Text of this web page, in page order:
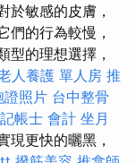
於敏感的皮膚，
們的行為較慢，
型的理想選擇，
人養護 單人房 推
證照片 台中整骨
記帳士 會計 坐月
現更快的曬黑，